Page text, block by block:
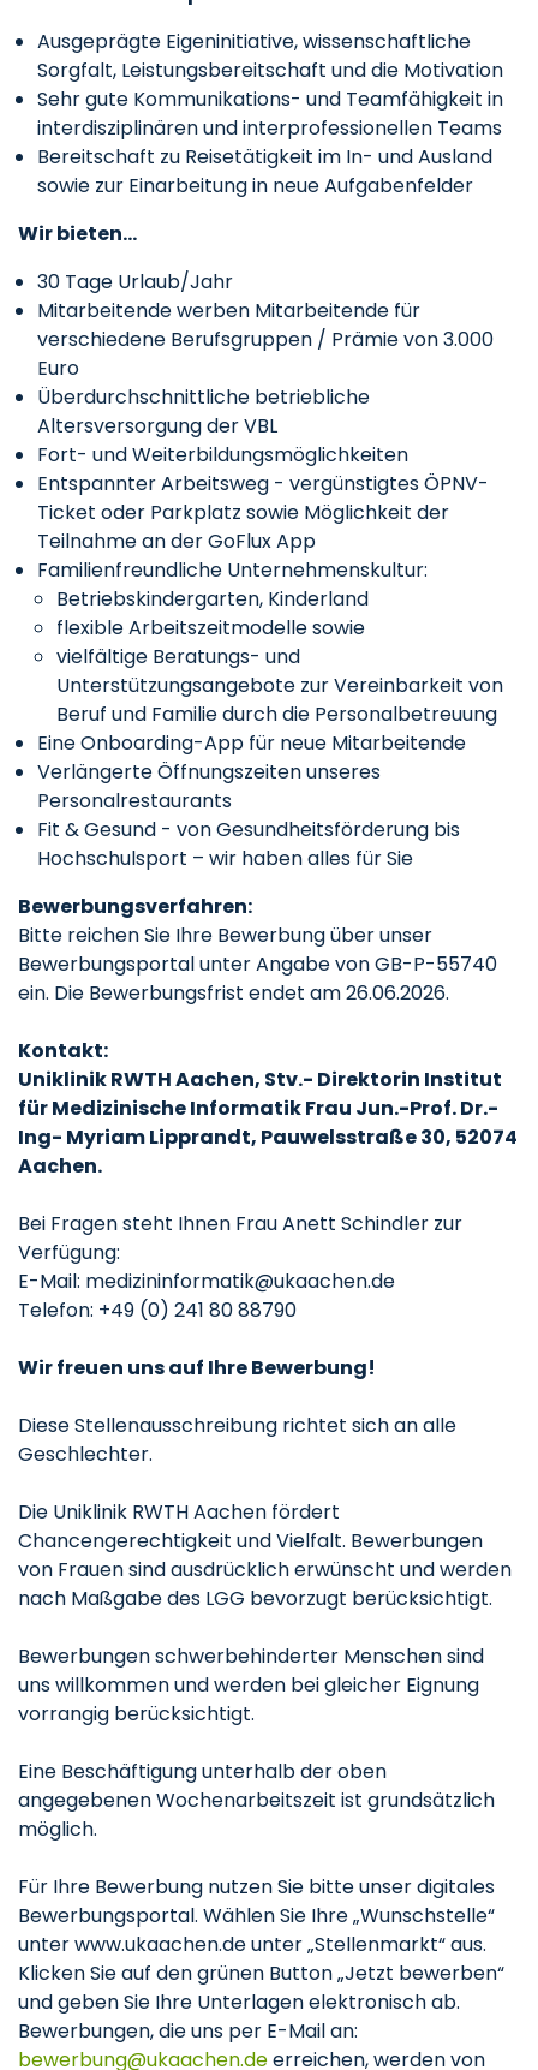
Ausgeprägte Eigeninitiative, wissenschaftliche
Sorgfalt, Leistungsbereitschaft und die Motivation
Sehr gute Kommunikations- und Teamfähigkeit in
interdisziplinären und interprofessionellen Teams
Bereitschaft zu Reisetätigkeit im In- und Ausland
sowie zur Einarbeitung in neue Aufgabenfelder
Wir bieten…
30 Tage Urlaub/Jahr
Mitarbeitende werben Mitarbeitende für
verschiedene Berufsgruppen / Prämie von 3.000
Euro
Überdurchschnittliche betriebliche
Altersversorgung der VBL
Fort- und Weiterbildungsmöglichkeiten
Entspannter Arbeitsweg - vergünstigtes ÖPNV-
Ticket oder Parkplatz sowie Möglichkeit der
Teilnahme an der GoFlux App
Familienfreundliche Unternehmenskultur:
Betriebskindergarten, Kinderland
flexible Arbeitszeitmodelle sowie
vielfältige Beratungs- und
Unterstützungsangebote zur Vereinbarkeit von
Beruf und Familie durch die Personalbetreuung
Eine Onboarding-App für neue Mitarbeitende
Verlängerte Öffnungszeiten unseres
Personalrestaurants
Fit & Gesund - von Gesundheitsförderung bis
Hochschulsport – wir haben alles für Sie
Bewerbungsverfahren:
Bitte reichen Sie Ihre Bewerbung über unser
Bewerbungsportal unter Angabe von GB-P-55740
ein. Die Bewerbungsfrist endet am 26.06.2026.
Kontakt:
Uniklinik RWTH Aachen, Stv.- Direktorin Institut
für Medizinische Informatik Frau Jun.-Prof. Dr.-
Ing- Myriam Lipprandt, Pauwelsstraße 30, 52074
Aachen.
Bei Fragen steht Ihnen Frau Anett Schindler zur
Verfügung:
E-Mail: medizininformatik@ukaachen.de
Telefon: +49 (0) 241 80 88790
Wir freuen uns auf Ihre Bewerbung!
Diese Stellenausschreibung richtet sich an alle
Geschlechter.
Die Uniklinik RWTH Aachen fördert
Chancengerechtigkeit und Vielfalt. Bewerbungen
von Frauen sind ausdrücklich erwünscht und werden
nach Maßgabe des LGG bevorzugt berücksichtigt.
Bewerbungen schwerbehinderter Menschen sind
uns willkommen und werden bei gleicher Eignung
vorrangig berücksichtigt.
Eine Beschäftigung unterhalb der oben
angegebenen Wochenarbeitszeit ist grundsätzlich
möglich.
Für Ihre Bewerbung nutzen Sie bitte unser digitales
Bewerbungsportal. Wählen Sie Ihre „Wunschstelle“
unter www.ukaachen.de unter „Stellenmarkt“ aus.
Klicken Sie auf den grünen Button „Jetzt bewerben“
und geben Sie Ihre Unterlagen elektronisch ab.
Bewerbungen, die uns per E-Mail an:
bewerbung
ukaachendeerreichen, werden von